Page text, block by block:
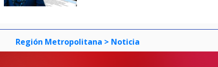
Región Metropolitana > Noticia